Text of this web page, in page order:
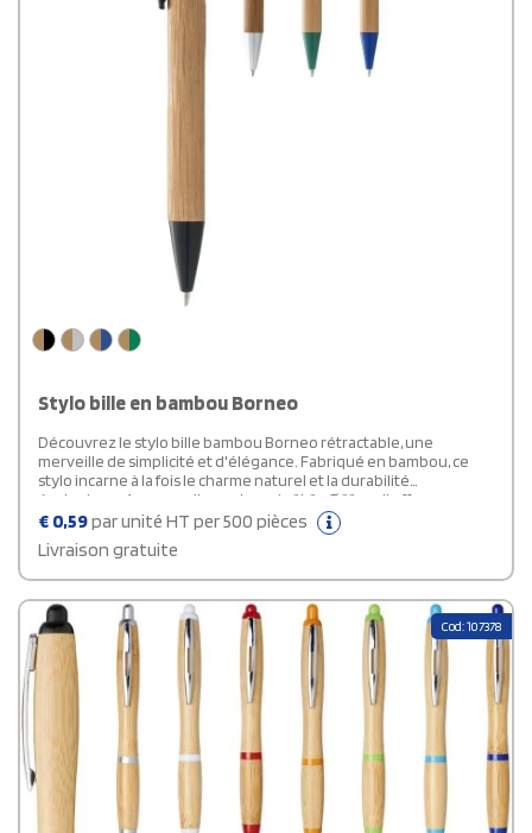
Stylo bille en bambou Borneo
Découvrez le stylo bille bambou Borneo rétractable, une
merveille de simplicité et d'élégance. Fabriqué en bambou, ce
stylo incarne à la fois le charme naturel et la durabilité
écologique. Avec ses dimensions de 14,1 x Ø 1,1 cm, il offre une
prise en main confortable et une expérience d'écriture fluide.
Arborant le logo de la marque Bullet, ce stylo publicitaire allie
qualité et style, faisant de lui un choix parfait pour toute occasion.
Ajoutez une touche de nature à votre quotidien avec le stylo
d'écriture.
€ 0,59par unité HT per 500 pièces
Livraison gratuite
Cod: 107378